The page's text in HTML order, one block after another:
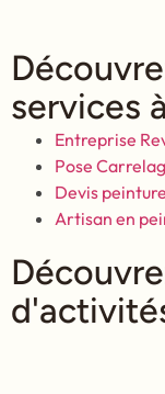
services
Entreprise
Pose
Devis
Artisan en